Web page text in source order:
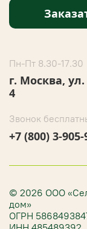
Пн-Пт 8.30-17.30
г. Москва,
4
Звонок
+7 (800) 3-905-
© 2026 ООО
дом»
ОГРН